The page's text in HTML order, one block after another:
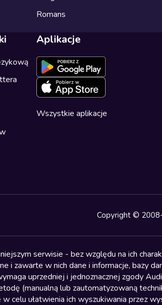
Romans
Aplikacje
Wszystkie aplikacje
Copyright ©
serwisie - bez względu na ich
i zawarte w nich dane i informacje, bazy
uprzedniej i jednoznacznej zgody
(manualną lub zautomatyzowaną
celu ułatwienia ich wyszukiwania przez